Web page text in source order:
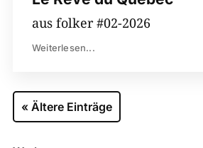
aus folker #02-2026
Weiterlesen...
« Ältere Einträge